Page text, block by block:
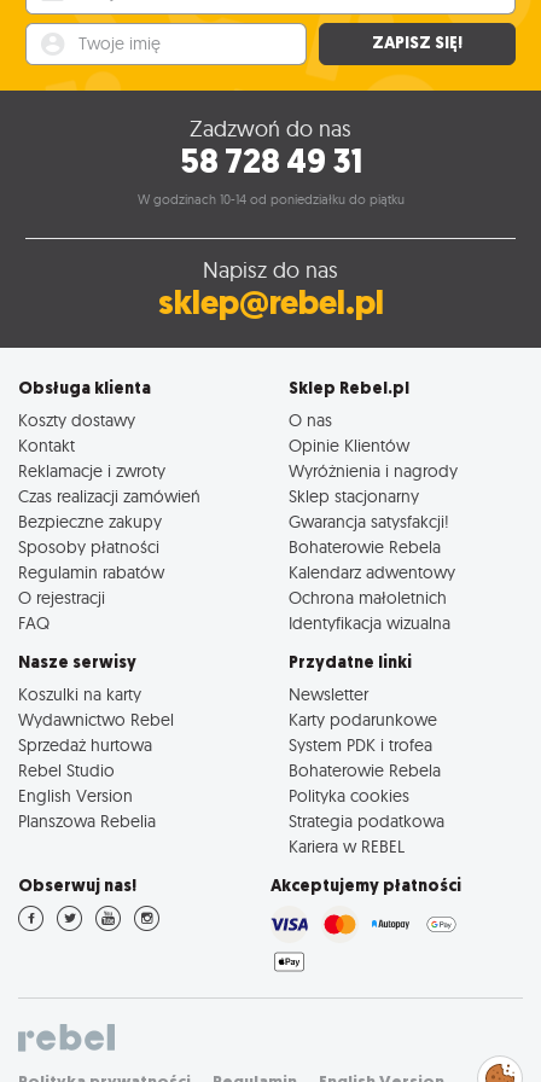
ZAPISZ SIĘ!
Zadzwoń do nas
58 728 49 31
W godzinach 10-14 od poniedziałku do piątku
Napisz do nas
sklep@rebel.pl
Obsługa klienta
Koszty dostawy
Kontakt
Reklamacje i zwroty
Czas realizacji zamówień
Bezpieczne zakupy
Sposoby płatności
Regulamin rabatów
O rejestracji
FAQ
Sklep Rebel.pl
O nas
Opinie Klientów
Wyróżnienia i nagrody
Sklep stacjonarny
Gwarancja satysfakcji!
Bohaterowie Rebela
Kalendarz adwentowy
Ochrona małoletnich
Identyfikacja wizualna
Nasze serwisy
Koszulki na karty
Wydawnictwo Rebel
Sprzedaż hurtowa
Rebel Studio
English Version
Planszowa Rebelia
Przydatne linki
Newsletter
Karty podarunkowe
System PDK i trofea
Bohaterowie Rebela
Polityka cookies
Strategia podatkowa
Kariera w REBEL
Obserwuj nas! Akceptujemy płatności
Zarządzaj
preferencjami